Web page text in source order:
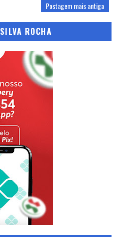
Postagem mais antiga
ROCHA